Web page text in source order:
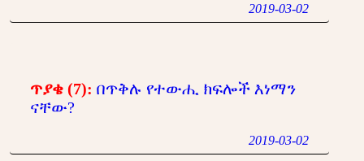
2019-03-02
ጥያቄ (7): በጥቅሉ የተውሒ ክፍሎች እነማን
ናቸው?
2019-03-02